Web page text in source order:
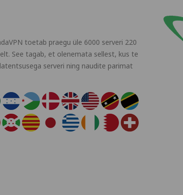
toetab praegu üle 6000 serveri 220
See tagab, et olenemata sellest, kus te
serveri ning naudite parimat